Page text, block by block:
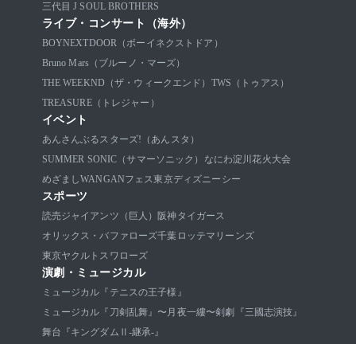
三代目 J SOUL BROTHERS
ライブ・コンサート（海外）
BOYNEXTDOOR（ボーイネクストドア）
Bruno Mars（ブルーノ・マーズ）
THE WEEKND（ザ・ウィークエンド） TWS（トゥアス）
TREASURE（トレジャー）
イベント
あんさんぶるスターズ!（あんスタ）
SUMMER SONIC（サマーソニック） なにわ淀川花火大会
めざましWANGANフェス東京ディズニーシー
スポーツ
読売ジャイアンツ（巨人）
阪神タイガース
オリックス・バファローズ千葉ロッテマリーンズ
東京ヤクルトスワローズ
演劇・ミュージカル
ミュージカル『テニスの王子様』
ミュージカル『刀剣乱舞』〜月夜一縷〜剣劇『三國志演技』
舞台『キングダムⅡ-継承-』